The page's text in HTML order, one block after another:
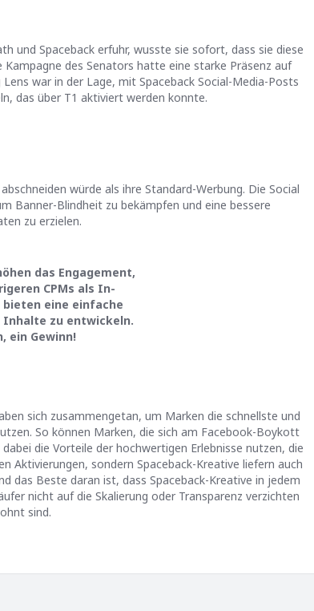
und Spaceback erfuhr, wusste sie sofort, dass sie diese
des Senators hatte eine starke Präsenz auf
war in der Lage, mit Spaceback Social-Media-Posts
das über T1 aktiviert werden konnte.
würde als ihre Standard-Werbung. Die Social
Banner-Blindheit zu bekämpfen und eine bessere
zu erzielen.
das Engagement,
CPMs als In-
bieten eine einfache
zu entwickeln.
ein Gewinn!
sich zusammengetan, um Marken die schnellste und
So können Marken, die sich am Facebook-Boykott
die Vorteile der hochwertigen Erlebnisse nutzen, die
Aktivierungen, sondern Spaceback-Kreative liefern auch
das Beste daran ist, dass Spaceback-Kreative in jedem
nicht auf die Skalierung oder Transparenz verzichten
sind.